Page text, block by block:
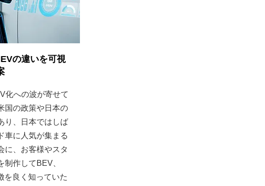
の違いを可視
化への波が寄せて
国の政策や日本の
り、日本ではしば
車に人気が集まる
に、お客様やスタ
制作してBEV、
を良く知っていた